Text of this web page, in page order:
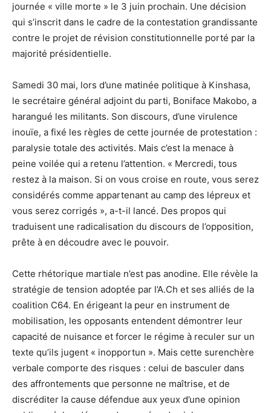
journée « ville morte » le 3 juin prochain. Une décision
qui s’inscrit dans le cadre de la contestation grandissante
contre le projet de révision constitutionnelle porté par la
majorité présidentielle.
Samedi 30 mai, lors d’une matinée politique à Kinshasa,
le secrétaire général adjoint du parti, Boniface Makobo, a
harangué les militants. Son discours, d’une virulence
inouïe, a fixé les règles de cette journée de protestation :
paralysie totale des activités. Mais c’est la menace à
peine voilée qui a retenu l’attention. « Mercredi, tous
restez à la maison. Si on vous croise en route, vous serez
considérés comme appartenant au camp des lépreux et
vous serez corrigés », a-t-il lancé. Des propos qui
traduisent une radicalisation du discours de l’opposition,
prête à en découdre avec le pouvoir.
Cette rhétorique martiale n’est pas anodine. Elle révèle la
stratégie de tension adoptée par l’A.Ch et ses alliés de la
coalition C64. En érigeant la peur en instrument de
mobilisation, les opposants entendent démontrer leur
capacité de nuisance et forcer le régime à reculer sur un
texte qu’ils jugent « inopportun ». Mais cette surenchère
verbale comporte des risques : celui de basculer dans
des affrontements que personne ne maîtrise, et de
discréditer la cause défendue aux yeux d’une opinion